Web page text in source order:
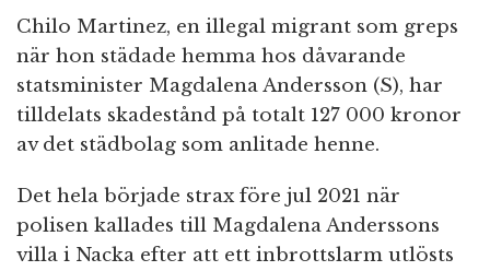
Chilo Martinez, en illegal migrant som greps
när hon städade hemma hos dåvarande
statsminister Magdalena Andersson (S), har
tilldelats skadestånd på totalt 127 000 kronor
av det städbolag som anlitade henne.
Det hela började strax före jul 2021 när
polisen kallades till Magdalena Anderssons
villa i Nacka efter att ett inbrottslarm utlösts